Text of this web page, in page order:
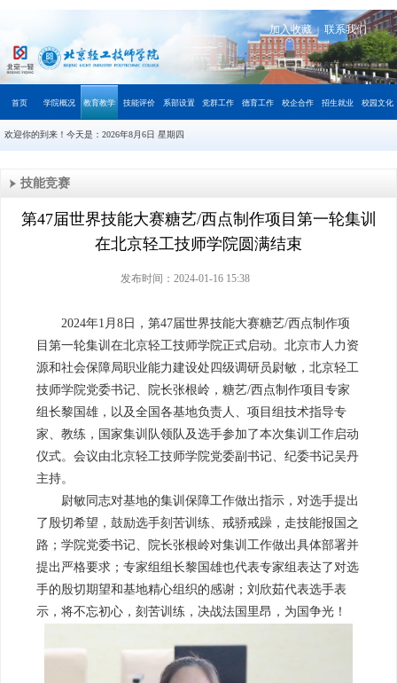
加入收藏 | 联系我们
首页 学院概况 教育教学 技能评价 系部设置 党群工作 德育工作 校企合作 招生就业 校园文化
欢迎你的到来！今天是： 2026年8月6日 星期四
技能竞赛
第47届世界技能大赛糖艺/西点制作项目第一轮集训
在北京轻工技师学院圆满结束
发布时间：2024-01-16 15:38
2024年1月8日，第47届世界技能大赛糖艺/西点制作项
目第一轮集训在北京轻工技师学院正式启动。北京市人力资
源和社会保障局职业能力建设处四级调研员尉敏，北京轻工
技师学院党委书记、院长张根岭，糖艺/西点制作项目专家
组长黎国雄，以及全国各基地负责人、项目组技术指导专
家、教练，国家集训队领队及选手参加了本次集训工作启动
仪式。会议由北京轻工技师学院党委副书记、纪委书记吴丹
主持。
尉敏同志对基地的集训保障工作做出指示，对选手提出
了殷切希望，鼓励选手刻苦训练、戒骄戒躁，走技能报国之
路；学院党委书记、院长张根岭对集训工作做出具体部署并
提出严格要求；专家组组长黎国雄也代表专家组表达了对选
手的殷切期望和基地精心组织的感谢；刘欣茹代表选手表
示，将不忘初心，刻苦训练，决战法国里昂，为国争光！